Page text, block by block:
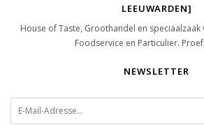
LEEUWARDEN]
House of Taste, Groothandel en
Foodservice en Particulier.
NEWSLETTER